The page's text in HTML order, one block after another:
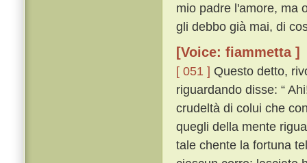
mio padre l'amore, ma
gli debbo già mai, di
[Voice: fiammetta ]
[ 051 ] Questo detto,
riguardando disse: “
crudeltà di colui che
quegli della mente
tale chente la fortuna